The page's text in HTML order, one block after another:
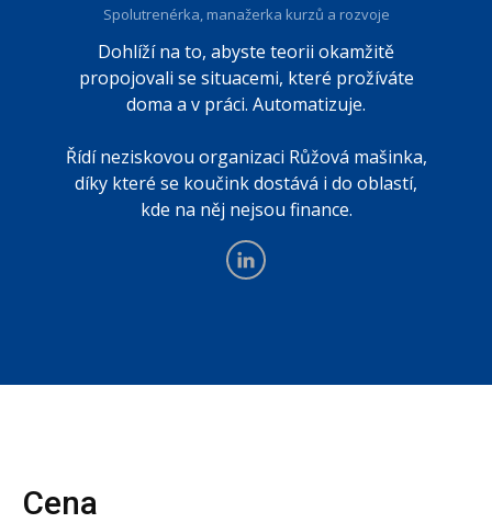
Spolutrenérka, manažerka kurzů a rozvoje
Dohlíží na to, abyste teorii okamžitě
propojovali se situacemi, které prožíváte
doma a v práci. Automatizuje.
Řídí neziskovou organizaci Růžová mašinka,
díky které se koučink dostává i do oblastí,
kde na něj nejsou finance.
Cena